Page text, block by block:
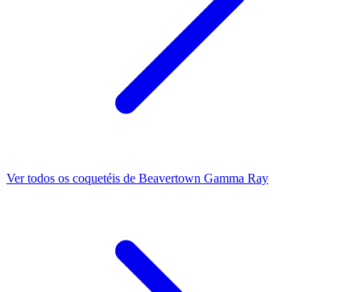
Ver todos os coquetéis de Beavertown Gamma Ray